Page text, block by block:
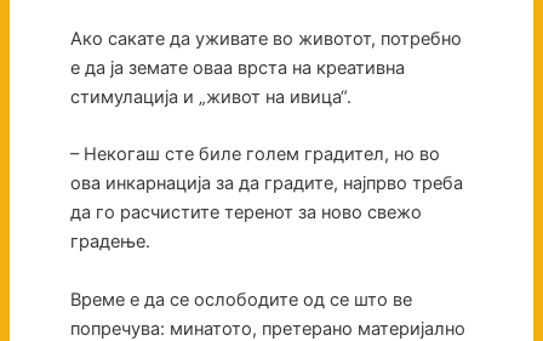
Ако сакате да уживате во животот, потребно
е да ја земате оваа врста на креативна
стимулација и „живот на ивица“.
– Некогаш сте биле голем градител, но во
ова инкарнација за да градите, најпрво треба
да го расчистите теренот за ново свежо
градење.
Време е да се ослободите од се што ве
попречува: минатото, претерано материјално